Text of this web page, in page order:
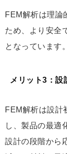
FEM解析は理論
ため、より安全
となっています。
メリット3：設
FEM解析は設計
し、製品の最適
設計の段階から